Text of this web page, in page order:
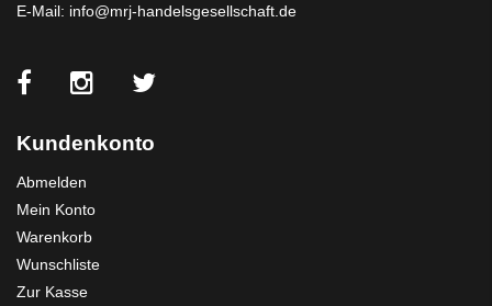
E-Mail: info@mrj-handelsgesellschaft.de
Kundenkonto
Abmelden
Mein Konto
Warenkorb
Wunschliste
Zur Kasse